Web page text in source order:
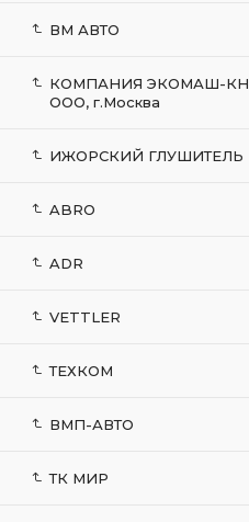
ВМ АВТО
КОМПАНИЯ ЭКОМАШ-КН
ООО, г.Москва
ИЖОРСКИЙ ГЛУШИТЕЛЬ
ABRO
ADR
VETTLER
ТЕХКОМ
ВМП-АВТО
ТК МИР